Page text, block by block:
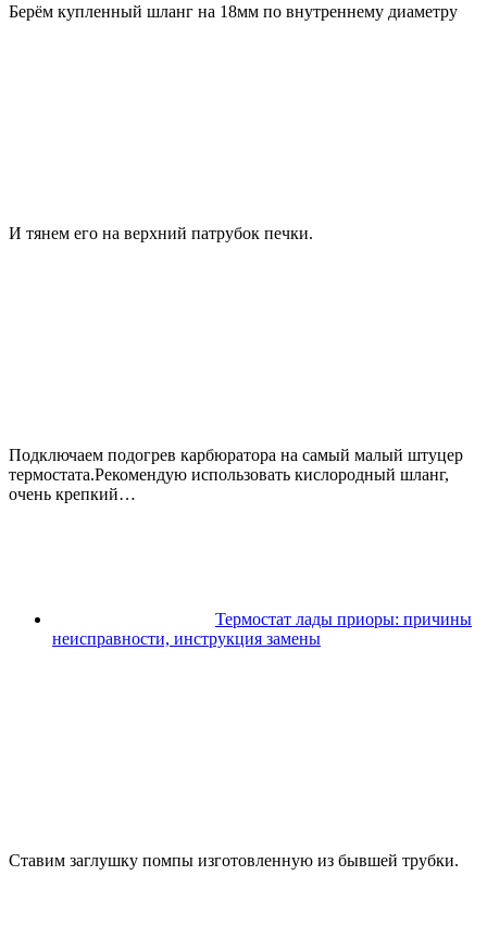
Берём купленный шланг на 18мм по внутреннему диаметру
И тянем его на верхний патрубок печки.
Подключаем подогрев карбюратора на самый малый штуцер
термостата.Рекомендую использовать кислородный шланг,
очень крепкий…
Термостат лады приоры: причины
неисправности, инструкция замены
Ставим заглушку помпы изготовленную из бывшей трубки.